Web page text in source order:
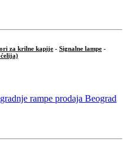
za krilne kapije - Signalne lampe -